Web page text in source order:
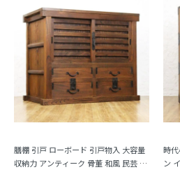
膳棚 引戸 ローボード 引戸物入 大容量
収納力 アンティーク 骨董 和風 民芸 古
時
ン